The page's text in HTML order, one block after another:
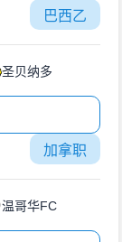
巴西乙
圣贝纳多
加拿职
温哥华FC